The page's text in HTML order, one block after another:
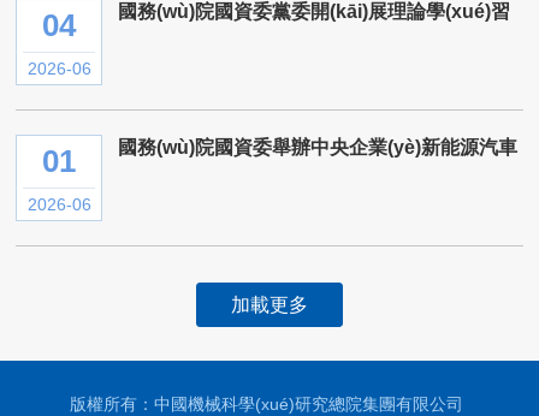
04
2026-06
國務(wù)院國資委黨委開(kāi)展理論學(xué)習
01
2026-06
國務(wù)院國資委舉辦中央企業(yè)新能源汽車
加載更多
版權所有：中國機械科學(xué)研究總院集團有限公司